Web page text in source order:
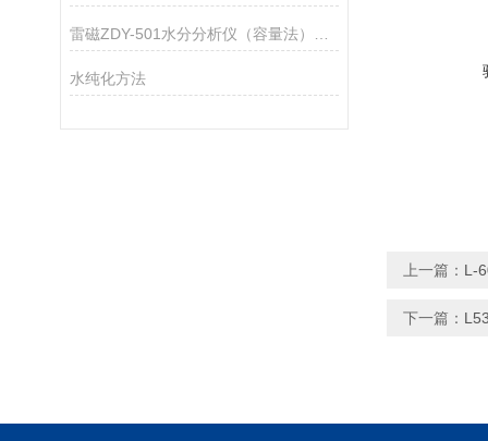
水纯化方法
上一篇： L-
下一篇：